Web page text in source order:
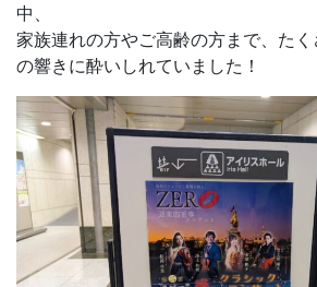
中、
家族連れの方やご高齢の方まで、た
の響きに酔いしれていました！